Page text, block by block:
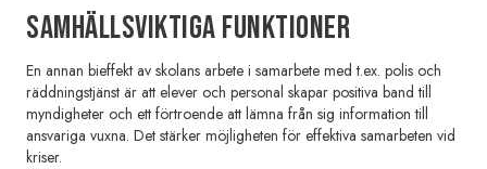
SAMHÄLLSVIKTIGA FUNKTIONER
En annan bieffekt av skolans arbete i samarbete med t.ex. polis och
räddningstjänst är att elever och personal skapar positiva band till
myndigheter och ett förtroende att lämna från sig information till
ansvariga vuxna. Det stärker möjligheten för effektiva samarbeten vid
kriser.